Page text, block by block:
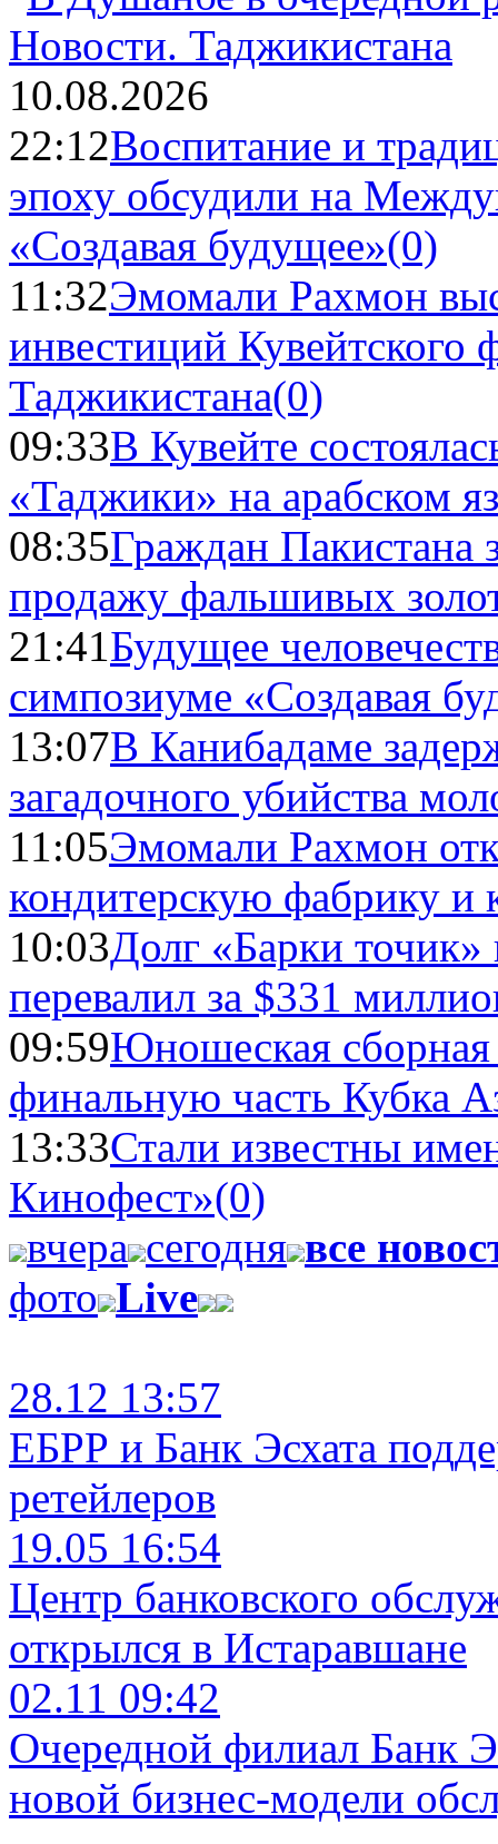
Новости. Таджикистана
10.08.2026
22:12Воспитание и
эпоху обсудили на
«Создавая будущее»(0)
11:32Эмомали Рахмон
инвестиций Кувейтского
Таджикистана(0)
09:33В Кувейте
«Таджики» на арабском
08:35Граждан Пакистана
продажу фальшивых
21:41Будущее
симпозиуме «Создавая
13:07В Канибадаме
загадочного убийства
11:05Эмомали Рахмон
кондитерскую фабрику и
10:03Долг «Барки
перевалил за $331
09:59Юношеская
финальную часть Кубка
13:33Стали известны
Кинофест»(0)
вчера сегодня все
фото Live
28.12 13:57
ЕБРР и Банк Эсхата
ретейлеров
19.05 16:54
Центр банковского
открылся в Истаравшане
02.11 09:42
Очередной филиал Банк
новой бизнес-модели